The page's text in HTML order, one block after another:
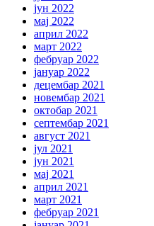
јун 2022
мај 2022
април 2022
март 2022
фебруар 2022
јануар 2022
децембар 2021
новембар 2021
октобар 2021
септембар 2021
август 2021
јул 2021
јун 2021
мај 2021
април 2021
март 2021
фебруар 2021